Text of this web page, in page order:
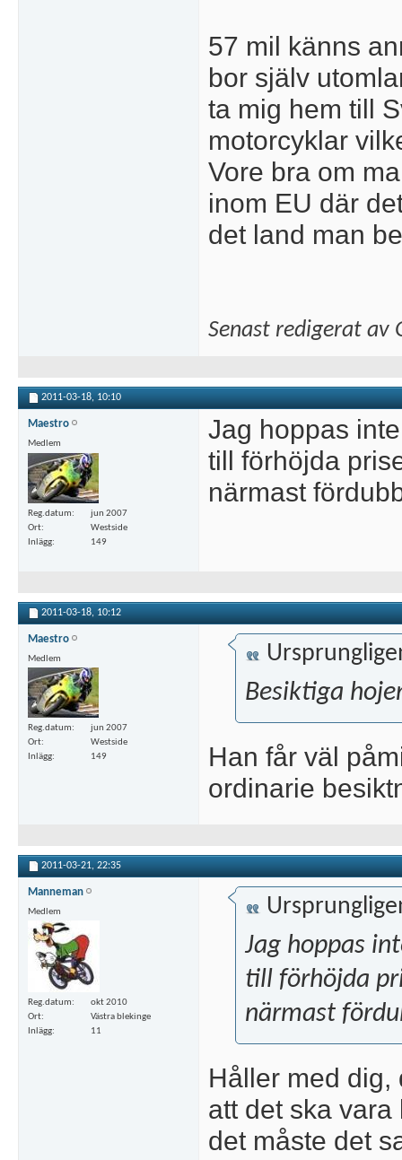
57 mil känns
bor själv
ta mig hem till
motorcyklar
Vore bra om
inom EU där
det land man
Senast redigerat av
2011-03-18, 10:10
Maestro
Medlem
Reg.datum
jun 2007
Ort
Westside
Inlägg
149
Jag hoppas
till förhöjda
närmast
2011-03-18, 10:12
Maestro
Medlem
Reg.datum
jun 2007
Ort
Westside
Inlägg
149
Besiktiga
Han får väl
ordinarie
2011-03-21, 22:35
Manneman
Medlem
Reg.datum
okt 2010
Ort
Västra blekinge
Inlägg
11
Jag hoppas
till förhöjda
närmast
Håller med dig,
att det ska
det måste det